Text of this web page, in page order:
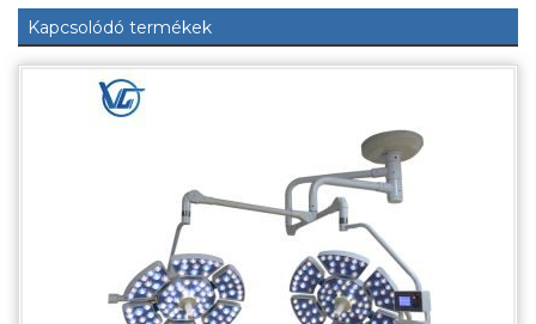
Kapcsolódó termékek